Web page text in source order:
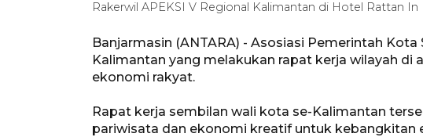
Rakerwil APEKSI V Regional Kalimantan di Hotel Rattan In
Banjarmasin (ANTARA) - Asosiasi Pemerintah Kota
Kalimantan yang melakukan rapat kerja wilayah di
ekonomi rakyat.
Rapat kerja sembilan wali kota se-Kalimantan
pariwisata dan ekonomi kreatif untuk kebangkitan